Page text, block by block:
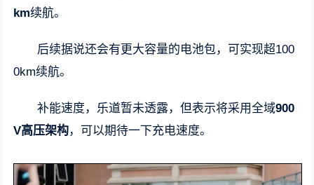
km续航。
后续据说还会有更大容量的电池包，可实现超100
0km续航。
补能速度，乐道暂未透露，但表示将采用全域900
V高压架构，可以期待一下充电速度。